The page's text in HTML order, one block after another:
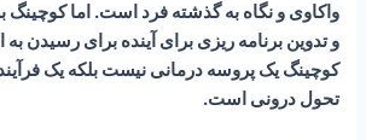
واکاوی و نگاه به گذشته فرد است. اما
و تدوین برنامه ریزی برای آینده برای رسیدن
کوچینگ یک پروسه درمانی نیست بلکه یک
تحول درونی است.